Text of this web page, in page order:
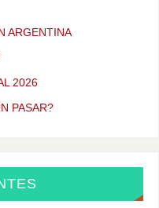
ARGENTINA
2026
PASAR?